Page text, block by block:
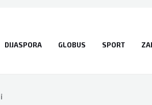
DIJASPORA GLOBUS SPORT